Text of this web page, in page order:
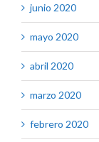
junio 2020
mayo 2020
abril 2020
marzo 2020
febrero 2020